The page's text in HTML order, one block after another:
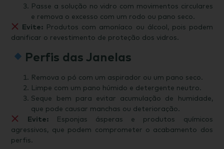
Passe a solução no vidro com movimentos circulares
e remova o excesso com um rodo ou pano seco.
Evite: Produtos com amoníaco ou álcool, pois podem
danificar o revestimento de proteção dos vidros.
Perfis das Janelas
Remova o pó com um aspirador ou um pano seco.
Limpe com um pano húmido e detergente neutro.
Seque bem para evitar acumulação de humidade,
que pode causar manchas ou deterioração.
Evite:Esponjas ásperas e produtos químicos
agressivos, que podem comprometer o acabamento dos
perfis.